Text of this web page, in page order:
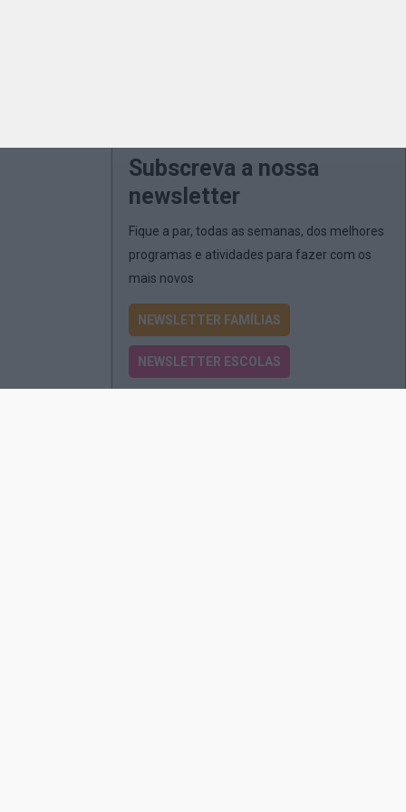
Subscreva a nossa
newsletter
Fique a par, todas as semanas, dos melhores
programas e atividades para fazer com os
mais novos
NEWSLETTER FAMÍLIAS
NEWSLETTER ESCOLAS